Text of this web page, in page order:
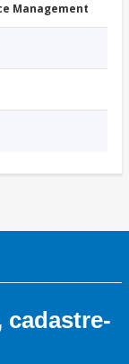
Management
cadastre-